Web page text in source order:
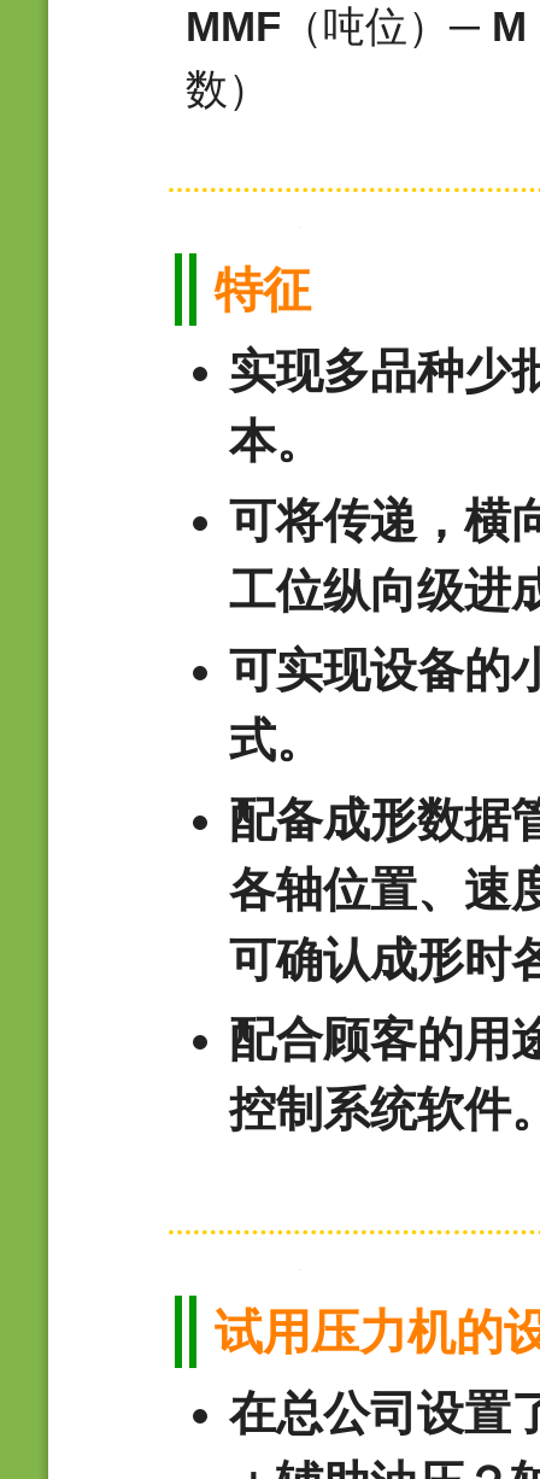
MMF （吨位）─ M
数）
特征
实现多品种少
本。
可将传递，横
工位纵向级进
可实现设备的
式。
配备成形数据
各轴位置、速
可确认成形时
配合顾客的用
控制系统软件
试用压力机的
在总公司设置